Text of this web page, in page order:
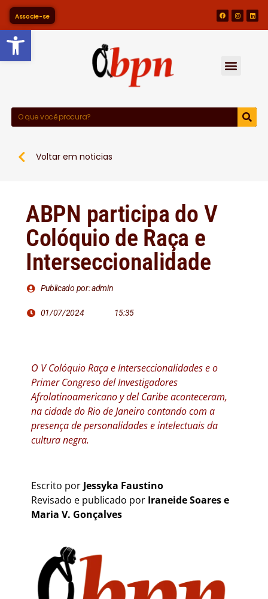
Barra de Ferramentas
Associe-se
Voltar em noticias
ABPN participa do V
Colóquio de Raça e
Interseccionalidade
Publicado por: admin
01/07/2024 15:35
O V Colóquio Raça e Interseccionalidades e o
Primer Congreso del Investigadores
Afrolatinoamericano y del Caribe aconteceram,
na cidade do Rio de Janeiro contando com a
presença de personalidades e intelectuais da
cultura negra.
Escrito porJessyka Faustino
Revisado e publicado por Iraneide Soares e
Maria V. Gonçalves